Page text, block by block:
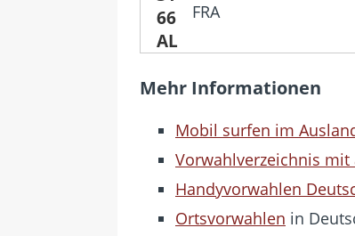
FRA
Mehr Informationen
Mobil surfen im
Vorwahlverzeichnis
Handyvorwahlen
Ortsvorwahlen in